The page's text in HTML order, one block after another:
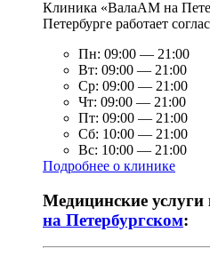
Клиника «ВалаАМ на
Петербурге работает
Пн: 09:00 — 21:00
Вт: 09:00 — 21:00
Ср: 09:00 — 21:00
Чт: 09:00 — 21:00
Пт: 09:00 — 21:00
Сб: 10:00 — 21:00
Вс: 10:00 — 21:00
Подробнее о клинике
Медицинские
на Петербургском: